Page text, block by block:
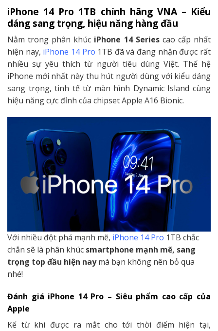
iPhone 14 Pro 1TB chính hãng VNA – Kiểu
dáng sang trọng, hiệu năng hàng đầu
Nằm trong phân khúc iPhone 14 Seriescao cấp nhất
hiện nay, iPhone 14 Pro 1TB đã và đang nhận được rất
nhiều sự yêu thích từ người tiêu dùng Việt. Thế hệ
iPhone mới nhất này thu hút người dùng với kiểu dáng
sang trọng, tinh tế từ màn hình Dynamic Island cùng
hiệu năng cực đỉnh của chipset Apple A16 Bionic.
Với nhiều đột phá mạnh mẽ, iPhone 14 Pro 1TB chắc
chắn sẽ là phân khúc smartphone mạnh mẽ, sang
trọng top đầu hiện naymà bạn không nên bỏ qua
nhé!
Đánh giá iPhone 14 Pro – Siêu phẩm cao cấp của
Apple
Kể từ khi được ra mắt cho tới thời điểm hiện tại,